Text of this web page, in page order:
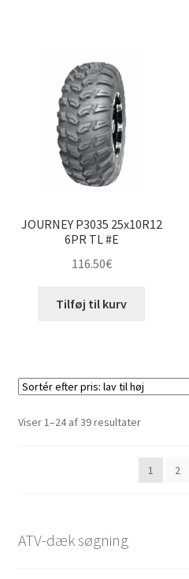
JOURNEY P3035 25x10R12
6PR TL #E
116.50€
Tilføj til kurv
Viser 1–24 af 39 resultaterSorteret
pris:
lav
1 2
ATV-dæk søgning